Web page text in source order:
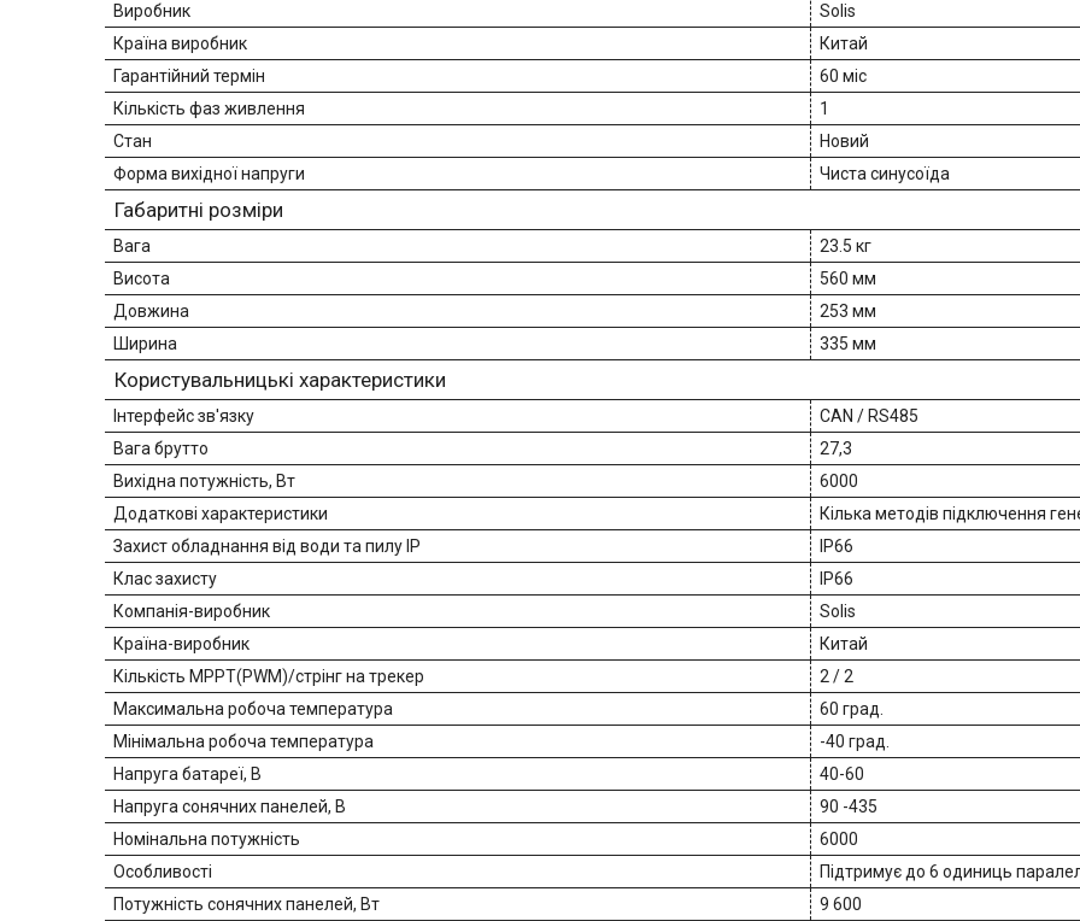
Виробник
Solis
Країна виробник
Китай
Гарантійний термін
60 міс
Кількість фаз живлення
1
Стан
Новий
Форма вихідної напруги
Чиста синусоїда
Габаритні розміри
Вага
23.5 кг
Висота
560 мм
Довжина
253 мм
Ширина
335 мм
Користувальницькі характеристики
Інтерфейс зв'язку
CAN / RS485
Вага брутто
27,3
Вихідна потужність, Вт
6000
Додаткові характеристики
Кілька методів підключення
Захист обладнання від води та пилу IP
IP66
Клас захисту
IP66
Компанія-виробник
Solis
Країна-виробник
Китай
Кількість MPPT(PWM)/стрінг на трекер
2 / 2
Максимальна робоча температура
60 град.
Мінімальна робоча температура
-40 град.
Напруга батареї, В
40-60
Напруга сонячних панелей, В
90 -435
Номінальна потужність
6000
Особливості
Підтримує до 6 одиниць
Потужність сонячних панелей, Вт
9 600